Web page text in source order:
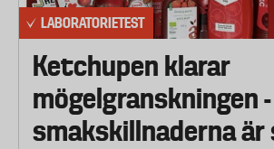
LABORATORIETEST
Ketchupen klarar
mögelgranskningen
smakskillnaderna